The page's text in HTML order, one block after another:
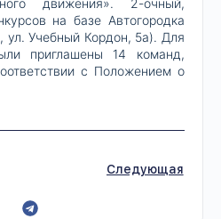
движения». 2-очный,
на базе Автогородка
Учебный Кордон, 5а). Для
приглашены 14 команд,
с Положением о
Следующая